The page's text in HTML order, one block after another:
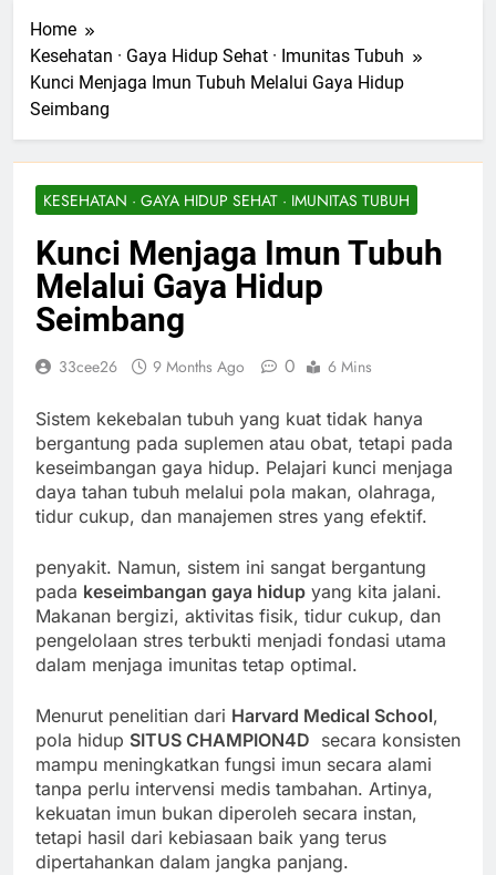
Home
Kesehatan · Gaya Hidup Sehat · Imunitas Tubuh
Kunci Menjaga Imun Tubuh Melalui Gaya Hidup
Seimbang
KESEHATAN · GAYA HIDUP SEHAT · IMUNITAS TUBUH
Kunci Menjaga Imun Tubuh
Melalui Gaya Hidup
Seimbang
33cee26 9 Months Ago 0 6 Mins
Sistem kekebalan tubuh yang kuat tidak hanya
bergantung pada suplemen atau obat, tetapi pada
keseimbangan gaya hidup. Pelajari kunci menjaga
daya tahan tubuh melalui pola makan, olahraga,
tidur cukup, dan manajemen stres yang efektif.
penyakit. Namun, sistem ini sangat bergantung
pada keseimbangan gaya hidup yang kita jalani.
Makanan bergizi, aktivitas fisik, tidur cukup, dan
pengelolaan stres terbukti menjadi fondasi utama
dalam menjaga imunitas tetap optimal.
Menurut penelitian dari Harvard Medical School,
pola hidup SITUS CHAMPION4D secara konsisten
mampu meningkatkan fungsi imun secara alami
tanpa perlu intervensi medis tambahan. Artinya,
kekuatan imun bukan diperoleh secara instan,
tetapi hasil dari kebiasaan baik yang terus
dipertahankan dalam jangka panjang.